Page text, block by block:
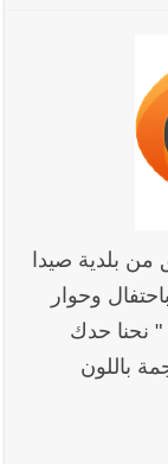
بلدية صيدا
وحوار
نحنا حدك
باللون